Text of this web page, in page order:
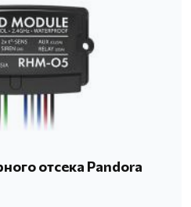
отсека Pandora